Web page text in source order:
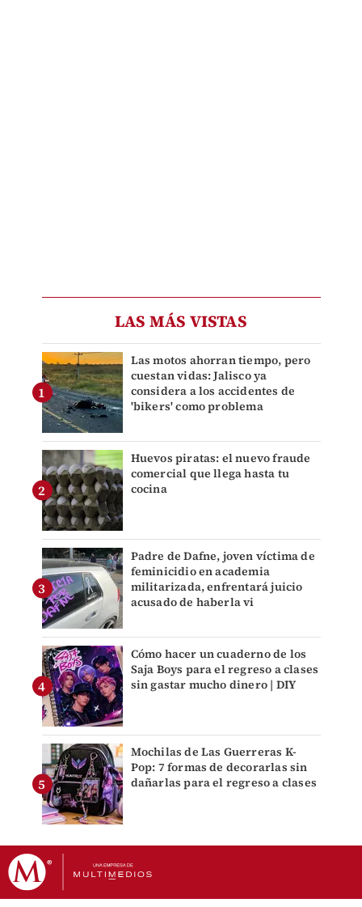
LAS MÁS VISTAS
Las motos ahorran tiempo, pero
cuestan vidas: Jalisco ya
considera a los accidentes de
'bikers' como problema
Huevos piratas: el nuevo fraude
comercial que llega hasta tu
cocina
Padre de Dafne, joven víctima de
feminicidio en academia
militarizada, enfrentará juicio
acusado de haberla vi
Cómo hacer un cuaderno de los
Saja Boys para el regreso a clases
sin gastar mucho dinero | DIY
Mochilas de Las Guerreras K-
Pop: 7 formas de decorarlas sin
dañarlas para el regreso a clases